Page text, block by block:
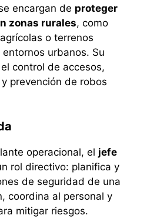
encargan de proteger
zonas rurales, como
o terrenos
urbanos. Su
control de accesos,
prevención de robos
operacional, el jefe
rol directivo: planifica y
de seguridad de una
coordina al personal y
mitigar riesgos.